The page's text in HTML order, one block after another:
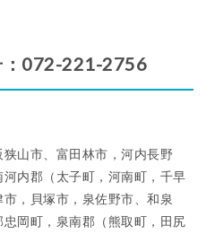
：072-221-2756
山市、富田林市，河内長野
内郡（太子町，河南町，千早
，貝塚市，泉佐野市、和泉
岡町，泉南郡（熊取町，田尻